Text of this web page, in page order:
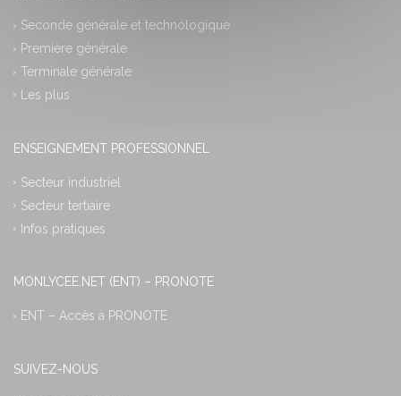
Seconde générale et technologique
Première générale
Terminale générale
Les plus
ENSEIGNEMENT PROFESSIONNEL
Secteur industriel
Secteur tertiaire
Infos pratiques
MONLYCEE.NET (ENT) – PRONOTE
ENT – Accès à PRONOTE
SUIVEZ-NOUS